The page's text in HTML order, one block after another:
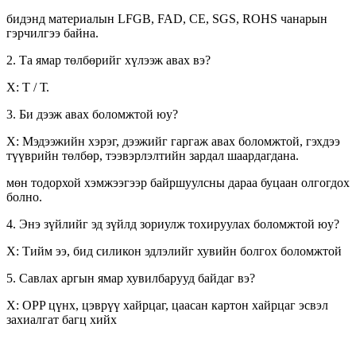
бидэнд материалын LFGB, FAD, CE, SGS, ROHS чанарын
гэрчилгээ байна.
2. Та ямар төлбөрийг хүлээж авах вэ?
Х: Т / Т.
3. Би дээж авах боломжтой юу?
Х: Мэдээжийн хэрэг, дээжийг гаргаж авах боломжтой, гэхдээ
түүврийн төлбөр, тээвэрлэлтийн зардал шаардагдана.
мөн тодорхой хэмжээгээр байршуулсны дараа буцаан олгогдох
болно.
4. Энэ зүйлийг эд зүйлд зориулж тохируулах боломжтой юу?
Х: Тийм ээ, бид силикон эдлэлийг хувийн болгох боломжтой
5. Савлах аргын ямар хувилбарууд байдаг вэ?
Х: OPP цүнх, цэврүү хайрцаг, цаасан картон хайрцаг эсвэл
захиалгат багц хийх